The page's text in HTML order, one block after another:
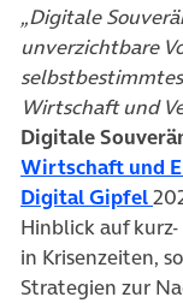
„Digitale
unverzichtbare
Wirtschaft und
Digitale
Wirtschaft und
Digital Gipfel
Hinblick auf
in Krisenzeiten,
Strategien zur